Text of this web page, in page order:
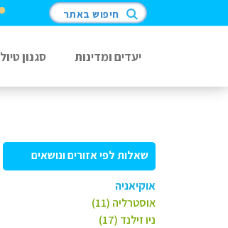
חיפוש באתר
יעדים ומדינות סגנון טיול
שאלות לפי אזורים ונושאים
אוקיאניה
אוסטרליה (11)
ניו זילנד (17)